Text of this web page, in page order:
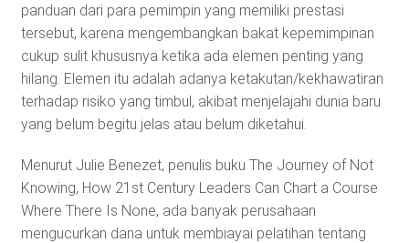
panduan dari para pemimpin yang memiliki prestasi
tersebut, karena mengembangkan bakat kepemimpinan
cukup sulit khususnya ketika ada elemen penting yang
hilang. Elemen itu adalah adanya ketakutan/kekhawatiran
terhadap risiko yang timbul, akibat menjelajahi dunia baru
yang belum begitu jelas atau belum diketahui.
Menurut Julie Benezet, penulis buku The Journey of Not
Knowing, How 21st Century Leaders Can Chart a Course
Where There Is None, ada banyak perusahaan
mengucurkan dana untuk membiayai pelatihan tentang